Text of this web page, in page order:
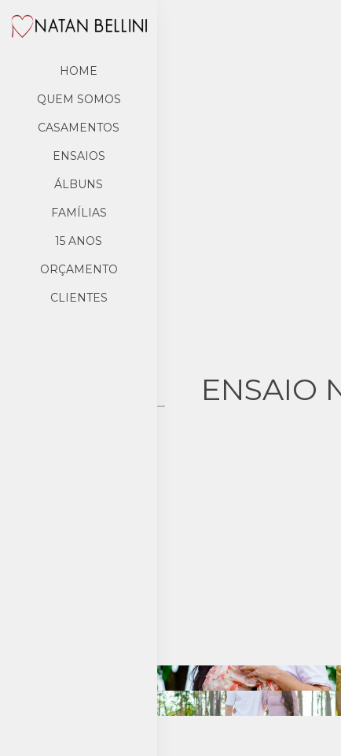
HOME
QUEM SOMOS
CASAMENTOS
ENSAIOS
ÁLBUNS
FAMÍLIAS
15 ANOS
ORÇAMENTO
CLIENTES
ENSAIO